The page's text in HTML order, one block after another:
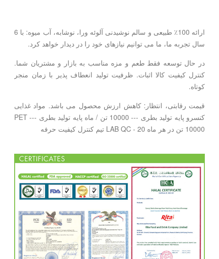
ارائه 100٪ طبیعی و سالم نوشیدنی آلوئه ورا، نوشابه، آب میوه: با 6
سال تجربه ما، ما می توانیم نیازهای خود را در دیدار خواهد کرد.
در حال توسعه فقط طعم و مزه مناسب به بازار و مشتریان شما.
کنترل کیفیت کالا اثبات. ظرفیت تولید انعطاف پذیر با زمان منجر
کوتاه.
قیمت رقابتی، انتظار: کاهش ارزش محصول می باشد. مواد غذایی
کنسرو پایه تولید بطری --- 10000 تن / ماه پایه تولید بطری PET ---
10000 تن در هر ماه LAB QC - 20 تیم کنترل کیفیت حرفه